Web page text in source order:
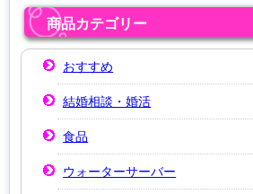
できるリラクゼ
ーションエステ
ティックサロン♪
ォトフェイシャ
イフ専門店♪
商品カテゴリー
おすすめ
結婚相談・婚活
食品
ウォーターサーバー